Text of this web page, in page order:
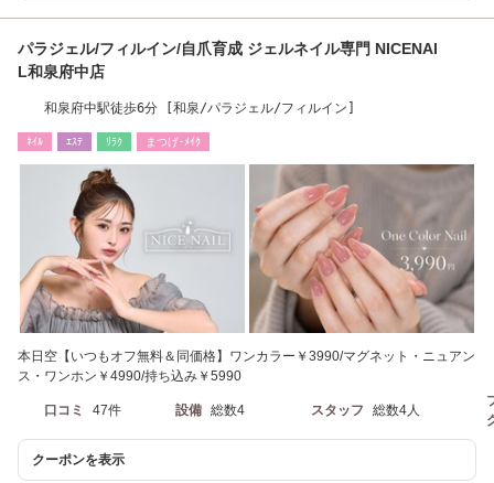
パラジェル/フィルイン/自爪育成 ジェルネイル専門 NICENAI
L和泉府中店
和泉府中駅徒歩6分 [和泉/パラジェル/フィルイン]
ﾈｲﾙ ｴｽﾃ ﾘﾗｸ まつげ･ﾒｲｸ
本日空【いつもオフ無料＆同価格】ワンカラー￥3990/マグネット・ニュアン
ス・ワンホン￥4990/持ち込み￥5990
口コミ 47件 設備 総数4 スタッフ 総数4人
クーポンを表示